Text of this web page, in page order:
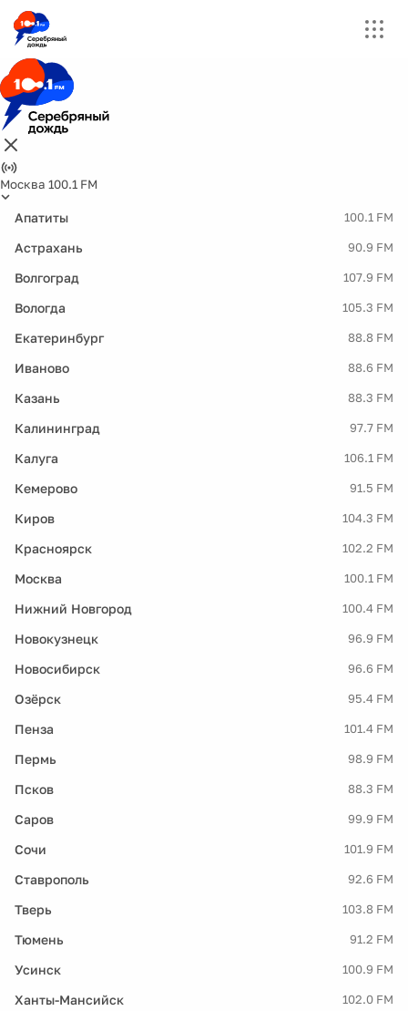
Москва 100.1 FM
Апатиты 100.1 FM
Астрахань 90.9 FM
Волгоград 107.9 FM
Вологда 105.3 FM
Екатеринбург 88.8 FM
Иваново 88.6 FM
Казань 88.3 FM
Калининград 97.7 FM
Калуга 106.1 FM
Кемерово 91.5 FM
Киров 104.3 FM
Красноярск 102.2 FM
Москва 100.1 FM
Нижний Новгород 100.4 FM
Новокузнецк 96.9 FM
Новосибирск 96.6 FM
Озёрск 95.4 FM
Пенза 101.4 FM
Пермь 98.9 FM
Псков 88.3 FM
Саров 99.9 FM
Сочи 101.9 FM
Ставрополь 92.6 FM
Тверь 103.8 FM
Тюмень 91.2 FM
Усинск 100.9 FM
Ханты-Мансийск 102.0 FM